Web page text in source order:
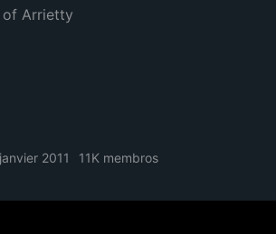
of Arrietty
2011 11K membros